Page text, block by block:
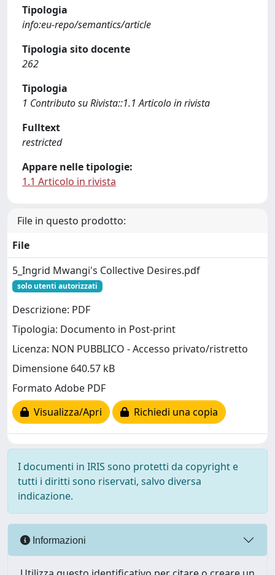
Tipologia
info:eu-repo/semantics/article
Tipologia sito docente
262
Tipologia
1 Contributo su Rivista::1.1 Articolo in rivista
Fulltext
restricted
Appare nelle tipologie:
1.1 Articolo in rivista
File in questo prodotto:
File
5_Ingrid Mwangi's Collective Desires.pdf
solo utenti autorizzati
Descrizione: PDF
Tipologia: Documento in Post-print
Licenza: NON PUBBLICO - Accesso privato/ristretto
Dimensione 640.57 kB
Formato Adobe PDF
Visualizza/Apri
Richiedi una copia
I documenti in IRIS sono protetti da copyright e
tutti i diritti sono riservati, salvo diversa
indicazione.
Informazioni